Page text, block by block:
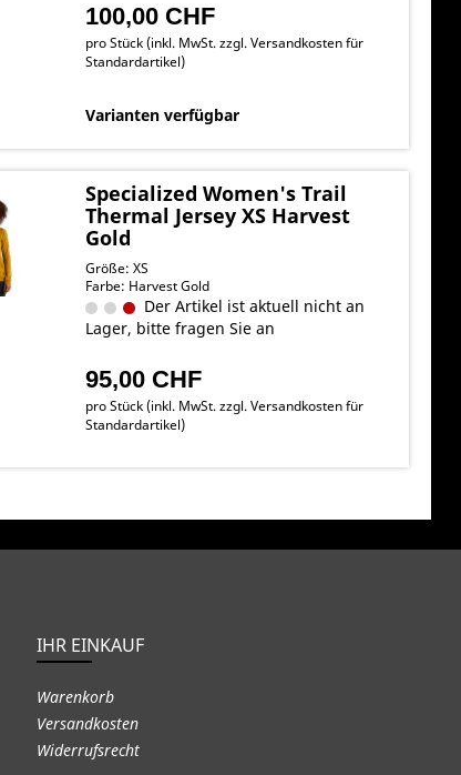
100,00 CHF
pro Stück (inkl. MwSt. zzgl.Versandkosten für
Standardartikel)
Varianten verfügbar
Specialized Women's Trail
Thermal Jersey XS Harvest
Gold
Größe: XS
Farbe: Harvest Gold
Der Artikel ist aktuell nicht an
Lager, bitte fragen Sie an
95,00 CHF
pro Stück (inkl. MwSt. zzgl.Versandkosten für
Standardartikel)
IHR EINKAUF
Warenkorb
Versandkosten
Widerrufsrecht